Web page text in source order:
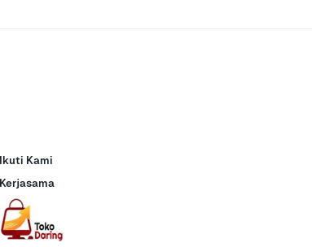
Ikuti Kami
Kerjasama